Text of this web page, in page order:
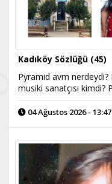
Kadıköy Sözlüğü (45)
Pyramid avm
musiki sanatçısı kimdi?
04 Ağustos 2026 - 13:47